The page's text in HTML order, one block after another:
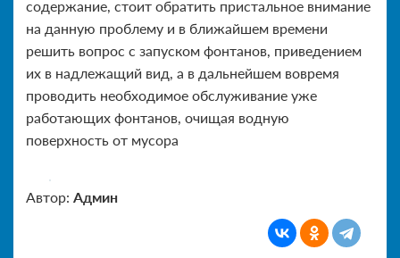
содержание, стоит обратить пристальное внимание
на данную проблему и в ближайшем времени
решить вопрос с запуском фонтанов, приведением
их в надлежащий вид, а в дальнейшем вовремя
проводить необходимое обслуживание уже
работающих фонтанов, очищая водную
поверхность от мусора
Автор: Админ